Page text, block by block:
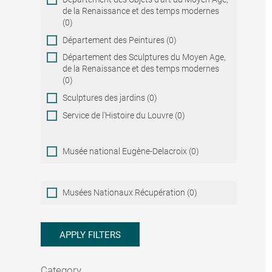
de la Renaissance et des temps modernes
(0)
Département des Peintures (0)
Département des Sculptures du Moyen Age,
de la Renaissance et des temps modernes
(0)
Sculptures des jardins (0)
Service de l'Histoire du Louvre (0)
Musée national Eugène-Delacroix (0)
Musées
Nationaux
Musées Nationaux Récupération (0)
APPLY FILTERS